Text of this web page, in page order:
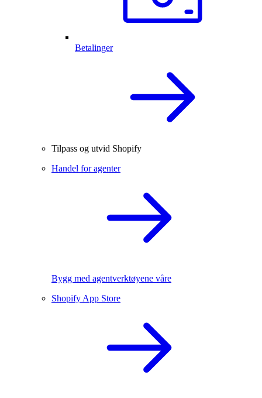
Betalinger
Tilpass og utvid Shopify
Handel for agenter
Bygg med agentverktøyene våre
Shopify App Store